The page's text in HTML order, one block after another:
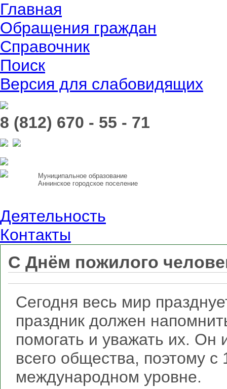
Главная
Обращения граждан
Справочник
Поиск
Версия для слабовидящих
8 (812) 670 - 55 - 71
Муниципальное образование
Аннинское городское поселение
Деятельность
Контакты
С Днём пожилого
Сегодня весь мир
праздник должен
помогать и уважать их. Он
всего общества, поэтому с
международном уровне.